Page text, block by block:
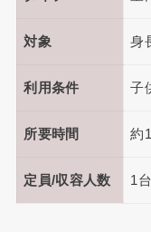
対象 身
利用条件 子
所要時間 約
定員/収容人数 1